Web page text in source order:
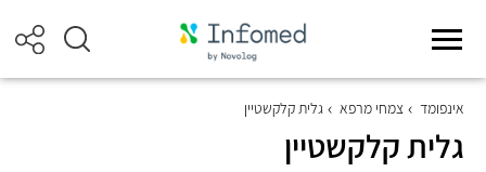
אינפומד צמחי מרפא גלית קלקשטיין
גלית קלקשטיין